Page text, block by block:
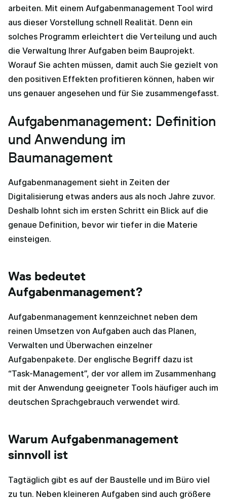
arbeiten. Mit einem Aufgabenmanagement Tool wird
aus dieser Vorstellung schnell Realität. Denn ein
solches Programm erleichtert die Verteilung und auch
die Verwaltung Ihrer Aufgaben beim Bauprojekt.
Worauf Sie achten müssen, damit auch Sie gezielt von
den positiven Effekten profitieren können, haben wir
uns genauer angesehen und für Sie zusammengefasst.
Aufgabenmanagement: Definition
und Anwendung im
Baumanagement
Aufgabenmanagement sieht in Zeiten der
Digitalisierung etwas anders aus als noch Jahre zuvor.
Deshalb lohnt sich im ersten Schritt ein Blick auf die
genaue Definition, bevor wir tiefer in die Materie
einsteigen.
Was bedeutet
Aufgabenmanagement?
Aufgabenmanagement kennzeichnet neben dem
reinen Umsetzen von Aufgaben auch das Planen,
Verwalten und Überwachen einzelner
Aufgabenpakete. Der englische Begriff dazu ist
“Task-Management”, der vor allem im Zusammenhang
mit der Anwendung geeigneter Tools häufiger auch im
deutschen Sprachgebrauch verwendet wird.
Warum Aufgabenmanagement
sinnvoll ist
Tagtäglich gibt es auf der Baustelle und im Büro viel
zu tun. Neben kleineren Aufgaben sind auch größere